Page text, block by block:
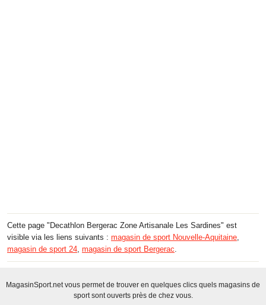
Cette page "Decathlon Bergerac Zone Artisanale Les Sardines" est
visible via les liens suivants : magasin de sport Nouvelle-Aquitaine,
magasin de sport 24, magasin de sport Bergerac.
MagasinSport.net vous permet de trouver en quelques clics quels magasins de
sport sont ouverts près de chez vous.